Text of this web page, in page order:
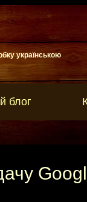
українською
блог